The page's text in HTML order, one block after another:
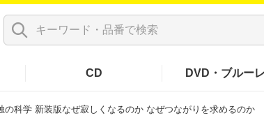
CD DVD・ブルー
の科学 新装版なぜ寂しくなるのか なぜつながりを求めるのか